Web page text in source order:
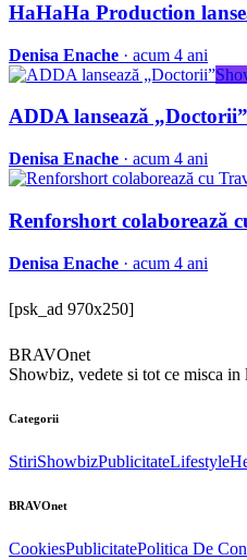
HaHaHa Production
Denisa Enache · acum 4 ani
ADDA lansează „Doctorii”
Denisa Enache · acum 4 ani
Renforshort colaborează
Denisa Enache · acum 4 ani
[psk_ad 970x250]
BRAVOnet
Showbiz, vedete si tot ce misca in
Categorii
StiriShowbizPublicitateLifestyle
BRAVOnet
CookiesPublicitatePolitica De